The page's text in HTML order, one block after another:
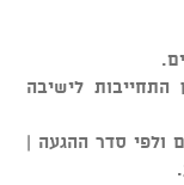
לישיבה
ולפי סדר ההגעה |